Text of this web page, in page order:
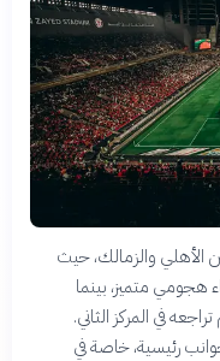
الأهلي والزمالك، حيث
هجومي متميز، بينما
في المركز الثاني.
رئيسية، خاصة في